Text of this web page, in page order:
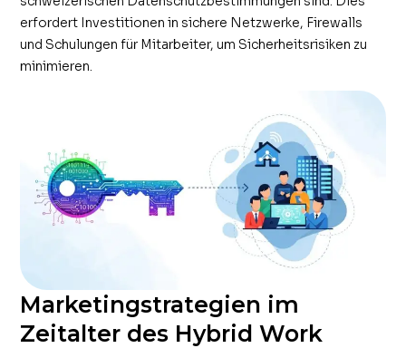
erfordert Investitionen in sichere Netzwerke, Firewalls
und Schulungen für Mitarbeiter, um Sicherheitsrisiken zu
minimieren.
Marketingstrategien im
Zeitalter des Hybrid Work